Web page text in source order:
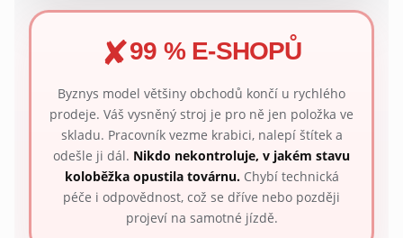
✘99 % E-SHOPŮ
Byznys model většiny obchodů končí u rychlého
prodeje. Váš vysněný stroj je pro ně jen položka ve
skladu. Pracovník vezme krabici, nalepí štítek a
odešle ji dál. Nikdo nekontroluje, v jakém stavu
koloběžka opustila továrnu.Chybí technická
péče i odpovědnost, což se dříve nebo později
projeví na samotné jízdě.